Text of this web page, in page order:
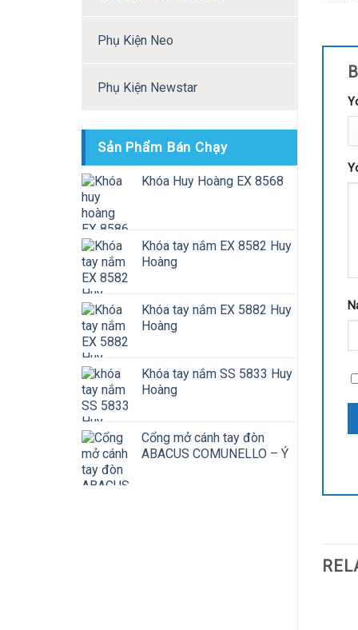
Phụ Kiện Neo
Phụ Kiện Newstar
Sản Phẩm Bán Chạy
Khóa Huy Hoàng EX 8568
Khóa tay nắm EX 8582 Huy
Hoàng
Khóa tay nắm EX 5882 Huy
Hoàng
Khóa tay nắm SS 5833 Huy
Hoàng
Cổng mở cánh tay đòn
ABACUS COMUNELLO – Ý